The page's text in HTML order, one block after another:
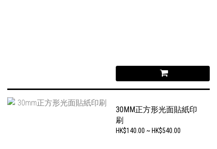
30MM正方形光面貼紙印
刷
HK$140.00 ~ HK$540.00